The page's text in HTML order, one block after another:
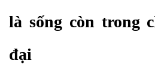
là sống còn trong
đại